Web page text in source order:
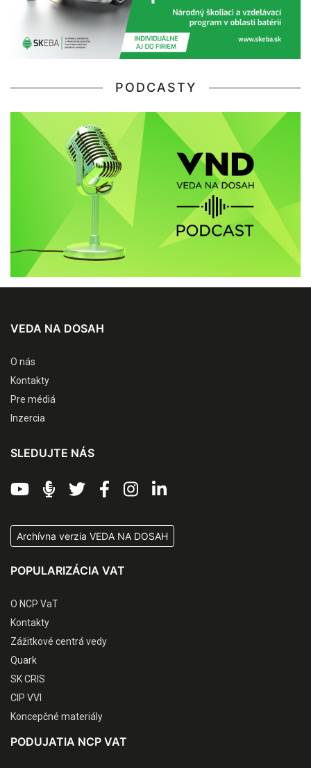
PODCASTY
VEDA NA DOSAH
O nás
Kontakty
Pre médiá
Inzercia
SLEDUJTE NÁS
Archívna verzia VEDA NA DOSAH
POPULARIZÁCIA VAT
O NCP VaT
Kontakty
Zážitkové centrá vedy
Quark
SK CRIS
CIP VVI
Koncepčné materiály
PODUJATIA NCP VAT